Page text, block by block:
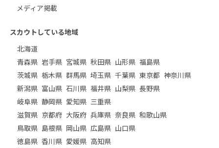
メディア掲載
スカウトしている地域
北海道
青森県 岩手県 宮城県 秋田県 山形県 福島県
茨城県 栃木県 群馬県 埼玉県 千葉県 東京都 神奈川県
新潟県 富山県 石川県 福井県 山梨県 長野県
岐阜県 静岡県 愛知県 三重県
滋賀県 京都府 大阪府 兵庫県 奈良県 和歌山県
鳥取県 島根県 岡山県 広島県 山口県
徳島県 香川県 愛媛県 高知県